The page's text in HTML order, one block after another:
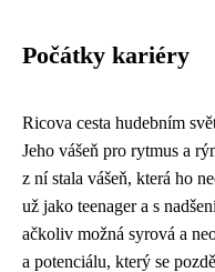
Počátky kariéry
Ricova cesta hudebním
Jeho vášeň pro rytmus a
z ní stala vášeň, která ho
už jako teenager a s
ačkoliv možná syrová a
a potenciálu, který se